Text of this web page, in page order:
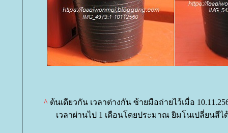
^ ต้นเดียวกัน เวลาต่างกัน ซ้ายมือถ่ายไว้เมื่อ
เวลาผ่านไป 1 เดือนโดยประมาณ ยิมโนเปลี่ยนสีไ